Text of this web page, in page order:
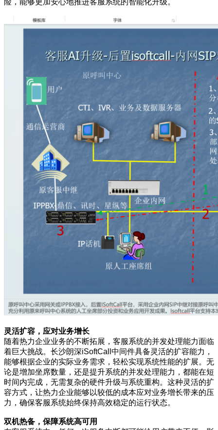
灵活扩容，应对业务增长
随着热力企业业务的不断拓展，客服系统的并发处理能力面临
着巨大挑战。长沙朗深iSoftCall中间件具备灵活的扩容能力，
能够根据企业的实际业务需求，轻松实现系统性能的扩展。无
论是增加坐席数量，还是提升系统的并发处理能力，都能在短
时间内完成，无需复杂的硬件升级与系统重构。这种灵活的扩
容方式，让热力企业能够以较低的成本应对业务增长带来的压
力，确保客服系统始终保持高效稳定的运行状态。
双机热备，保障系统高可用